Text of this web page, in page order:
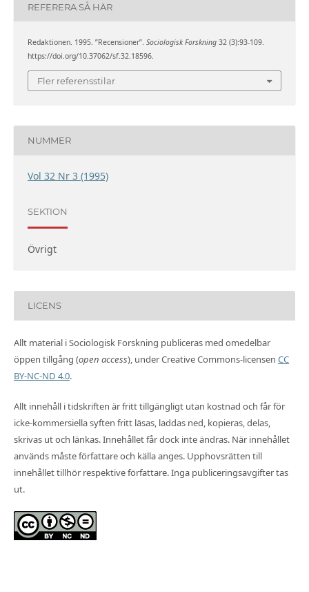
REFERERA SÅ HÄR
Redaktionen. 1995. ”Recensioner”. Sociologisk Forskning32 (3):93-109.
https://doi.org/10.37062/sf.32.18596.
Fler referensstilar
NUMMER
Vol 32 Nr 3 (1995)
SEKTION
Övrigt
LICENS
Allt material i Sociologisk Forskning publiceras med omedelbar
öppen tillgång (open access), under Creative Commons-licensen CC
BY-NC-ND 4.0.
Allt innehåll i tidskriften är fritt tillgängligt utan kostnad och får för
icke-kommersiella syften fritt läsas, laddas ned, kopieras, delas,
skrivas ut och länkas. Innehållet får dock inte ändras. När innehållet
används måste författare och källa anges. Upphovsrätten till
innehållet tillhör respektive författare. Inga publiceringsavgifter tas
ut.